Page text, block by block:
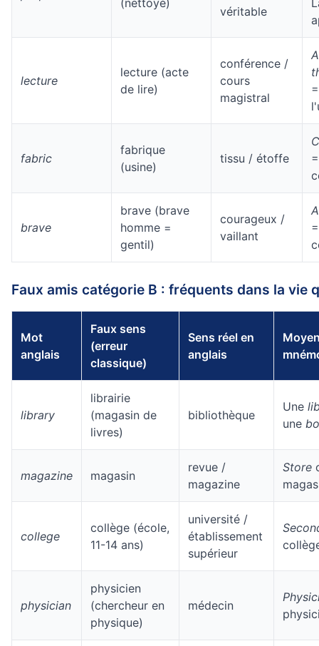
(nettoyé)
véritable
lecture
lecture (acte
de lire)
conférence /
cours
magistral
fabric
fabrique
(usine)
tissu / étoffe
brave
brave (brave
homme =
gentil)
courageux /
vaillant
Faux amis catégorie B : fréquents dans la vie
Mot
anglais
Faux sens
(erreur
classique)
Sens réel en
anglais
library
librairie
(magasin de
livres)
bibliothèque
Une
une
magazine magasin
revue /
magazine
Store
college
collège (école,
11-14 ans)
université /
établissement
supérieur
physician
physicien
(chercheur en
physique)
médecin